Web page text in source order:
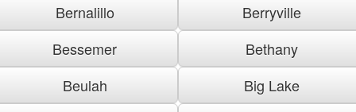
Bernalillo
Berryville
Bessemer
Bethany
Beulah
Big Lake